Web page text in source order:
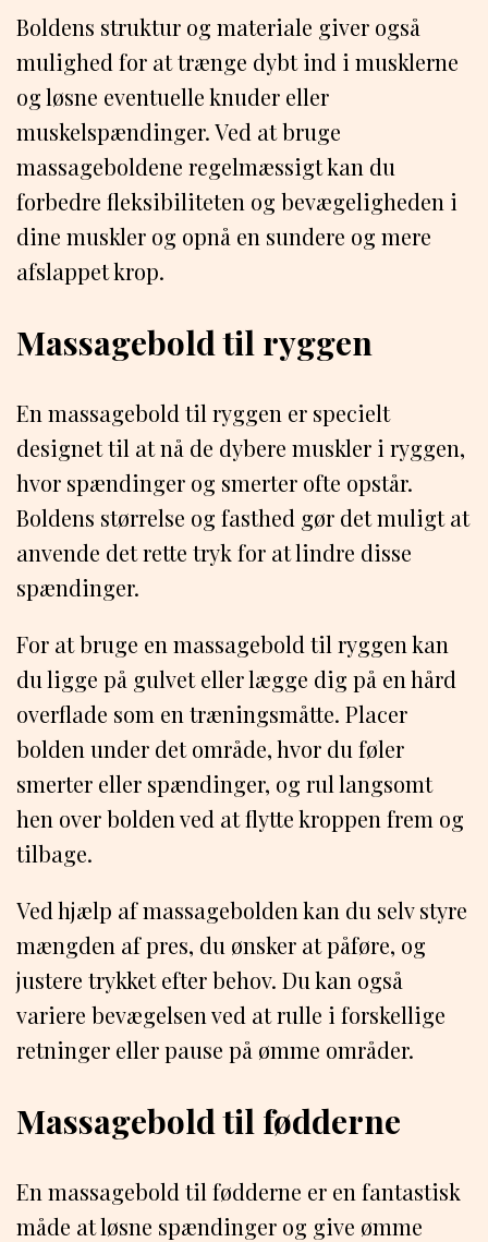
Boldens struktur og materiale giver også
mulighed for at trænge dybt ind i musklerne
og løsne eventuelle knuder eller
muskelspændinger. Ved at bruge
massageboldene regelmæssigt kan du
forbedre fleksibiliteten og bevægeligheden i
dine muskler og opnå en sundere og mere
afslappet krop.
Massagebold til ryggen
En massagebold til ryggen er specielt
designet til at nå de dybere muskler i ryggen,
hvor spændinger og smerter ofte opstår.
Boldens størrelse og fasthed gør det muligt at
anvende det rette tryk for at lindre disse
spændinger.
For at bruge en massagebold til ryggen kan
du ligge på gulvet eller lægge dig på en hård
overflade som en træningsmåtte. Placer
bolden under det område, hvor du føler
smerter eller spændinger, og rul langsomt
hen over bolden ved at flytte kroppen frem og
tilbage.
Ved hjælp af massagebolden kan du selv styre
mængden af pres, du ønsker at påføre, og
justere trykket efter behov. Du kan også
variere bevægelsen ved at rulle i forskellige
retninger eller pause på ømme områder.
Massagebold til fødderne
En massagebold til fødderne er en fantastisk
måde at løsne spændinger og give ømme